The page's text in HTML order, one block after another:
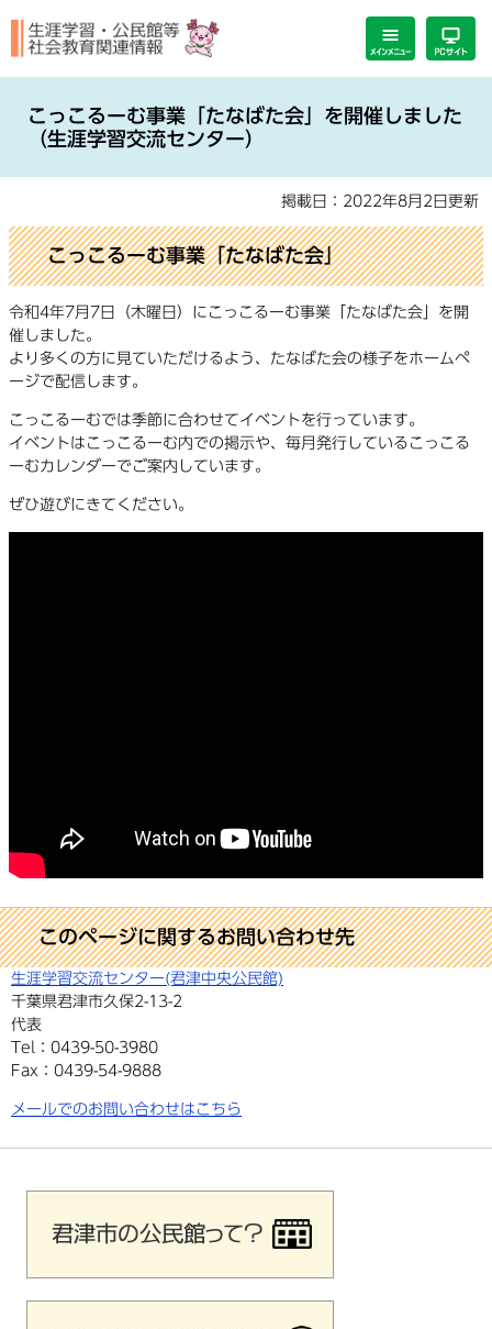
ジ
す。
ュ
し
本
文
へ
こっこるーむ事業「たなばた会」を開催しました
（生涯学習交流センター）
掲載日：2022年8月2日更新
こっこるーむ事業「たなばた会」
令和4年7月7日（木曜日）にこっこるーむ事業「たなばた会」を開
催しました。
より多くの方に見ていただけるよう、たなばた会の様子をホームペ
ージで配信します。
こっこるーむでは季節に合わせてイベントを行っています。
イベントはこっこるーむ内での掲示や、毎月発行しているこっこる
ーむカレンダーでご案内しています。
ぜひ遊びにきてください。
このページに関するお問い合わせ先
生涯学習交流センター(君津中央公民館)
代表
千葉県君津市久保2-13-2
Tel：0439-50-3980
Fax：0439-54-9888
メールでのお問い合わせはこちら